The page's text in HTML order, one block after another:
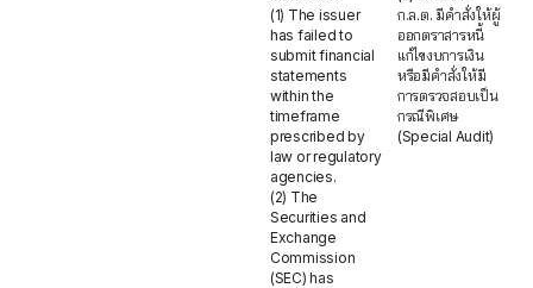
(1) The issuer
has failed to
submit financial
statements
within the
timeframe
prescribed by
law or regulatory
agencies.
(2) The
Securities and
Exchange
Commission
(SEC) has
ก.ล.ต. มีคำสั่งให้ผู้
ออกตราสารหนี้
แก้ไขงบการเงิน
หรือมีคำสั่งให้มี
การตรวจสอบเป็น
กรณีพิเศษ
(Special Audit)